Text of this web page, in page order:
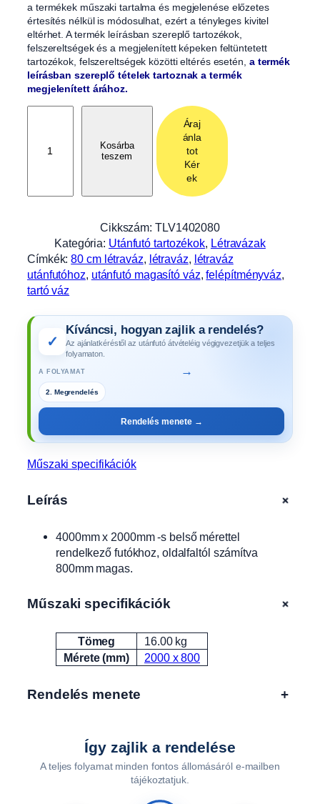
a termékek műszaki tartalma és megjelenése előzetes
értesítés nélkül is módosulhat, ezért a tényleges kivitel
eltérhet. A termék leírásban szereplő tartozékok,
felszereltségek és a megjelenített képeken feltüntetett
tartozékok, felszereltségek közötti eltérés esetén, a termék
leírásban szereplő tételek tartoznak a termék
megjelenített árához.
0
c
m
a
1
4
0
0
0
Kosárba
teszem
Áraj
ánla
tot
Kér
ek
Cikkszám: TLV1402080
Kategória: Utánfutó tartozékok, Létravázak
Címkék:80 cm létraváz, létraváz, létraváz
utánfutóhoz, utánfutó magasító váz, felépítményváz
tartó váz
✓
Kíváncsi, hogyan zajlik a rendelés?
Az ajánlatkéréstől az utánfutó átvételéig végigvezetjük a teljes
folyamaton.
A FOLYAMAT →
Rendelés menete →
Műszaki specifikációk
Leírás +
4000mm x 2000mm -s belső mérettel
rendelkező futókhoz, oldalfaltól számítva
800mm magas.
Műszaki specifikációk +
Attribútumok Érték
Tömeg
16.00 kg
Mérete (mm)
2000 x 800
Rendelés menete +
Így zajlik a rendelése
A teljes folyamat minden fontos állomásáról e-mailben
tájékoztatjuk.